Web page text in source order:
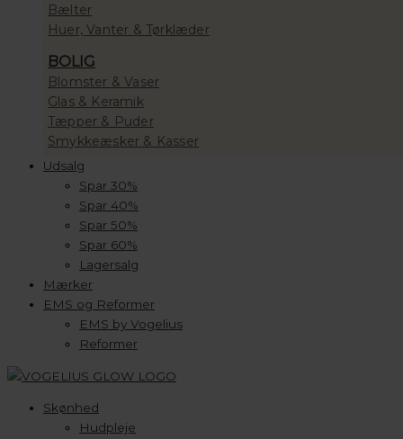
Bælter
Huer, Vanter & Tørklæder
BOLIG
Blomster & Vaser
Glas & Keramik
Tæpper & Puder
Smykkeæsker & Kasser
Udsalg
Spar 30%
Spar 40%
Spar 50%
Spar 60%
Lagersalg
Mærker
EMS og Reformer
EMS by Vogelius
Reformer
Skønhed
Hudpleje